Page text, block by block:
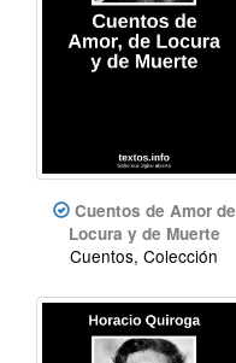
Cuentos de Amor de
Locura y de Muerte
Cuentos, Colección